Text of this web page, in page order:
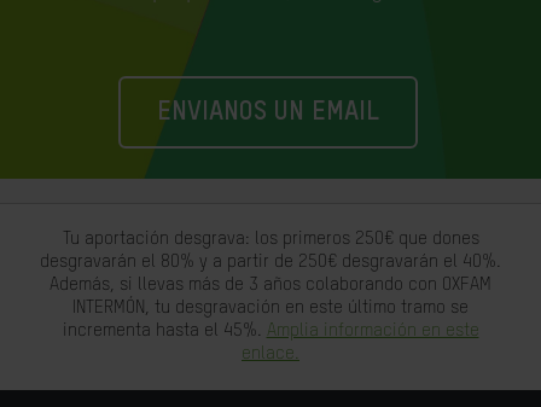
ENVIANOS UN EMAIL
Tu aportación desgrava: los primeros 250€ que dones
desgravarán el 80% y a partir de 250€ desgravarán el 40%.
Además, si llevas más de 3 años colaborando con OXFAM
INTERMÓN, tu desgravación en este último tramo se
incrementa hasta el 45%. Amplia información en este
enlace.